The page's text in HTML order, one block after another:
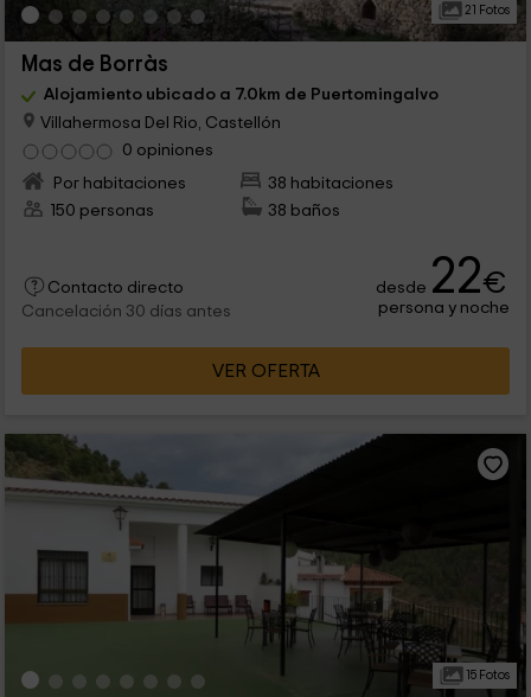
21 Fotos
Mas de Borràs
Alojamiento ubicado a 7.0km de Puertomingalvo
Villahermosa Del Rio, Castellón
0 opiniones
Por habitaciones
38 habitaciones
150 personas
38 baños
Contacto directo
Cancelación 30 días antes
desde 22€
persona y noche
VER OFERTA
15 Fotos